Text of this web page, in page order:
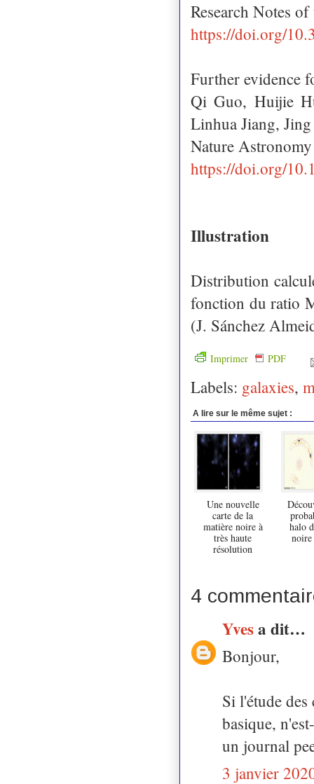
Research Notes
https://doi.org/
Further evidence
Qi Guo, Huijie
Linhua Jiang,
Nature
https://doi.org/
Illustration
Distribution
fonction du ratio
(J. Sánchez
Imprimer PDF
Labels: galaxies,
A lire sur le même sujet :
Une nouvelle
carte de la
matière noire à
très haute
résolution
halo
4
Yvesa dit…
Bonjour,
Si l'étude
basique,
un journal
3 janvier